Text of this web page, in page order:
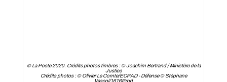
© La Poste 2020. Crédits photos timbres : © Joachim Bertrand / Ministère de la
Justice
Crédits photos : © Olivier Le Comte/ECPAD - Défense © Stéphane
Vascol/1616Prod